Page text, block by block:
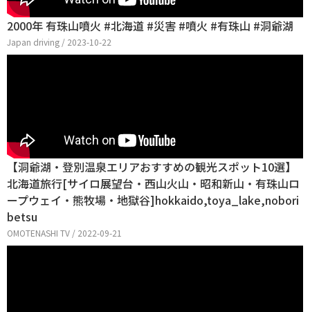
2000年 有珠山噴火 #北海道 #災害 #噴火 #有珠山 #洞爺湖
Japan driving / 2023-10-22
【洞爺湖・登別温泉エリアおすすめの観光スポット10選】
北海道旅行[サイロ展望台・西山火山・昭和新山・有珠山ロ
ープウェイ・熊牧場・地獄谷]hokkaido,toya_lake,nobori
betsu
OMOTENASHI TV / 2022-09-21